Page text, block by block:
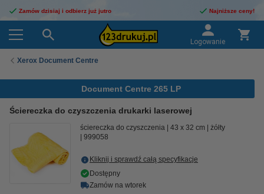
Zamów dzisiaj i odbierz już jutro Najniższe ceny!
Logowanie
Xerox Document Centre
Document Centre 265 LP
Ściereczka do czyszczenia drukarki laserowej
ściereczka do czyszczenia 43 x 32 cm
żółty
999058
Kliknij i sprawdź całą specyfikacje
Dostępny
Zamów na wtorek